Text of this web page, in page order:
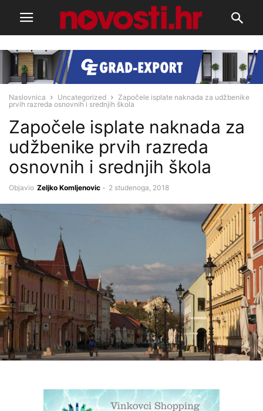
Naslovnica Uncategorized
Započele isplate naknada za udžbenike
prvih razreda osnovnih i srednjih škola
Započele isplate naknada za
udžbenike prvih razreda
osnovnih i srednjih škola
Objavio Zeljko Komljenovic - 2 studenoga, 2018